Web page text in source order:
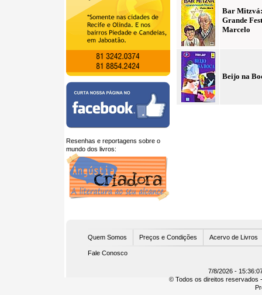
Resenhas e reportagens sobre o
mundo dos livros:
Bar
Grande
Marcelo
Beijo na
Quem Somos Preços e Condições Acervo de Livros
Fale Conosco
7/8/2026 -
© Todos os direitos reservados